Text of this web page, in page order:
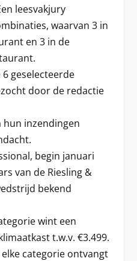
leesvakjury
waarvan 3 in
en 3 in de
geselecteerde
door de redactie
hun inzendingen
begin januari
van de Riesling &
bekend
wint een
t.w.v. €3.499.
categorie ontvangt